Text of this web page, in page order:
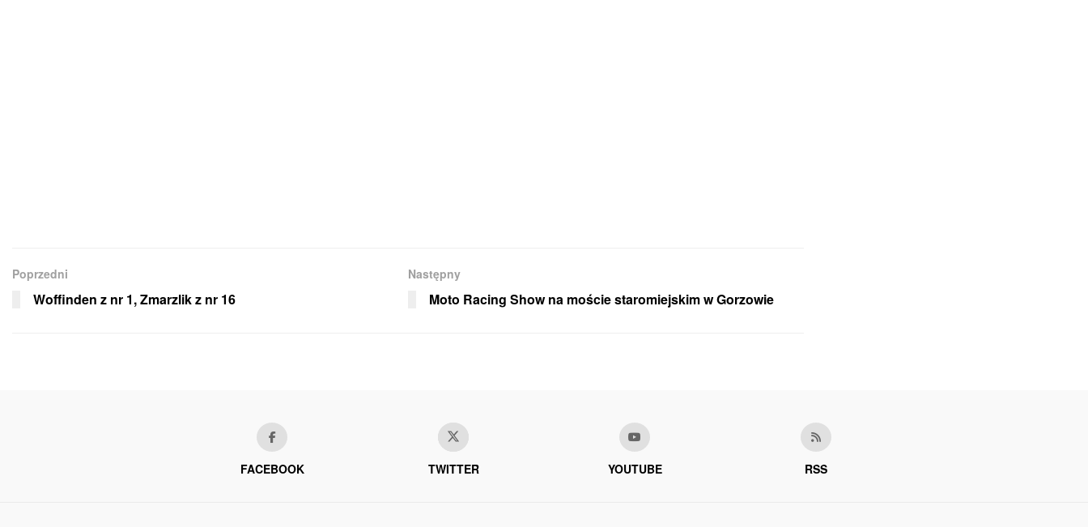
Poprzedni
Woffinden z nr 1, Zmarzlik z nr 16
Następny
Moto Racing Show na moście staromiejskim w Gorzowie
FACEBOOK TWITTER YOUTUBE RSS